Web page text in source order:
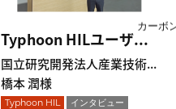
カーボ
Typhoon HILユーザ...
国立研究開発法人産業技術...
橋本 潤様
Typhoon HIL インタビュー